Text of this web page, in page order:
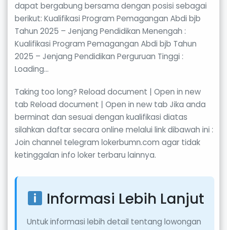
dapat bergabung bersama dengan posisi sebagai
berikut: Kualifikasi Program Pemagangan Abdi bjb
Tahun 2025 – Jenjang Pendidikan Menengah :
Kualifikasi Program Pemagangan Abdi bjb Tahun
2025 – Jenjang Pendidikan Perguruan Tinggi :
Loading…
Taking too long? Reload document | Open in new
tab Reload document | Open in new tab Jika anda
berminat dan sesuai dengan kualifikasi diatas
silahkan daftar secara online melalui link dibawah ini :
Join channel telegram lokerbumn.com agar tidak
ketinggalan info loker terbaru lainnya.
Informasi Lebih Lanjut
Untuk informasi lebih detail tentang lowongan